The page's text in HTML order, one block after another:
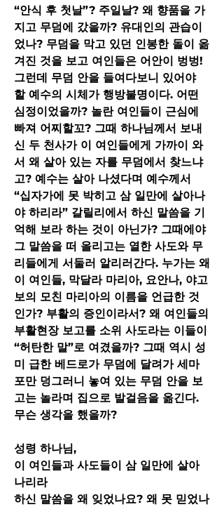
“안식 후 첫날”? 주일날? 왜 향품을 가
지고 무덤에 갔을까? 유대인의 관습이
었나? 무덤을 막고 있던 인봉한 돌이 옮
겨진 것을 보고 여인들은 어안이 벙벙!
그런데 무덤 안을 들여다보니 있어야
할 예수의 시체가 행방불명이다. 어떤
심정이었을까? 놀란 여인들이 근심에
빠져 어찌할꼬? 그때 하나님께서 보내
신 두 천사가 이 여인들에게 가까이 와
서 왜 살아 있는 자를 무덤에서 찾느냐
고? 예수는 살아 나셨다며 예수께서
“십자가에 못 박히고 삼 일만에 살아나
야 하리라” 갈릴리에서 하신 말씀을 기
억해 보라 하는 것이 아닌가? 그때에야
그 말씀을 떠 올리고는 열한 사도와 무
리들에게 서둘러 알리러간다. 누가는 왜
이 여인들, 막달라 마리아, 요안나, 야고
보의 모친 마리아의 이름을 언급한 것
인가? 부활의 증인이라서? 왜 여인들의
부활현장 보고를 소위 사도라는 이들이
“허탄한 말”로 여겼을까? 그때 역시 성
미 급한 베드로가 무덤에 달려가 세마
포만 덩그러니 놓여 있는 무덤 안을 보
고는 놀라며 집으로 발걸음을 옮긴다.
무슨 생각을 했을까?
성령 하나님,
이 여인들과 사도들이 삼 일만에 살아
나리라
하신 말씀을 왜 잊었나요? 왜 못 믿었나